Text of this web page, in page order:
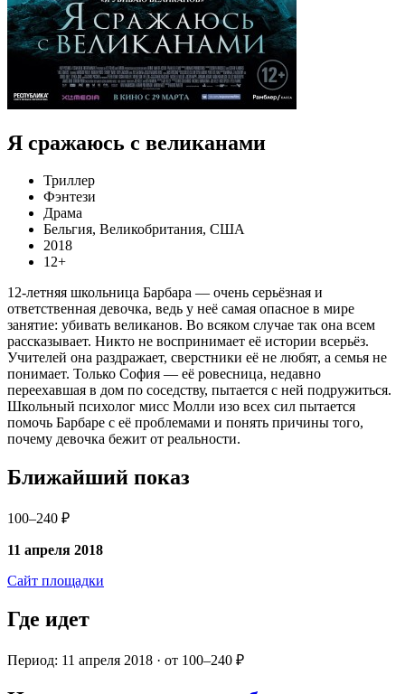
Я сражаюсь с великанами
Триллер
Фэнтези
Драма
Бельгия, Великобритания, США
2018
12+
12-летняя школьница Барбара — очень серьёзная и
ответственная девочка, ведь у неё самая опасное в мире
занятие: убивать великанов. Во всяком случае так она всем
рассказывает. Никто не воспринимает её истории всерьёз.
Учителей она раздражает, сверстники её не любят, а семья не
понимает. Только София — её ровесница, недавно
переехавшая в дом по соседству, пытается с ней подружиться.
Школьный психолог мисс Молли изо всех сил пытается
помочь Барбаре с её проблемами и понять причины того,
почему девочка бежит от реальности.
Ближайший показ
100–240 ₽
11 апреля 2018
Сайт площадки
Где идет
Период: 11 апреля 2018 · от 100–240 ₽